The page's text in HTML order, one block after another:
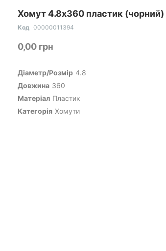
Хомут 4.8х360 пластик (чорний)
Код 00000011394
0,00 грн
Діаметр/Розмір 4.8
Довжина 360
Матеріал Пластик
Категорія Хомути